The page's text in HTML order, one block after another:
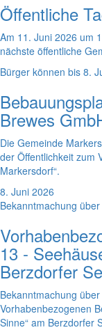
Öffentliche
Am 11. Juni 2026 um
nächste öffentliche
Bürger können bis 8.
Brewes
Die Gemeinde
der Öffentlichkeit zum
Markersdorf“.
8. Juni 2026
Bekanntmachung
13 -
Berzdorfer
Bekanntmachung
Vorhabenbezogenen
Sinne“ am Berzdorfer